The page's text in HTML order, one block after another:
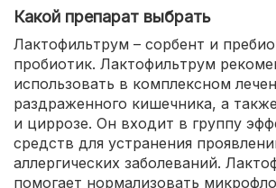
Какой препарат выбрать
Лактофильтрум – сорбент и
пробиотик. Лактофильтрум
использовать в комплексном
раздраженного кишечника, а
и циррозе. Он входит в группу
средств для устранения
аллергических заболеваний.
помогает нормализовать